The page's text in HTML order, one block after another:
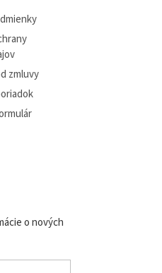
zmluvy
o nových